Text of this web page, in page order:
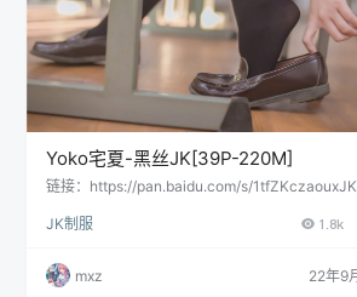
Yoko宅夏-黑丝JK[39P-220M]
链接：https://pan.baidu.com/s/
盘手机App，操作更方便哦 会员用户直接提取：
JK制服 1.8k
mxz 22年9